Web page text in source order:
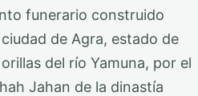
funerario construido
de Agra, estado de
del río Yamuna, por el
Jahan de la dinastía